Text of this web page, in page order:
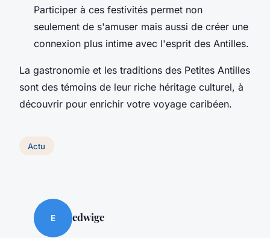
Participer à ces festivités permet non
seulement de s'amuser mais aussi de créer une
connexion plus intime avec l'esprit des Antilles.
La gastronomie et les traditions des Petites Antilles
sont des témoins de leur riche héritage culturel, à
découvrir pour enrichir votre voyage caribéen.
Actu
E edwige